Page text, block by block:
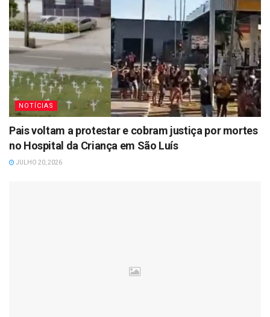
NOTÍCIAS
Pais voltam a protestar e cobram justiça por mortes
no Hospital da Criança em São Luís
JULHO 20, 2026